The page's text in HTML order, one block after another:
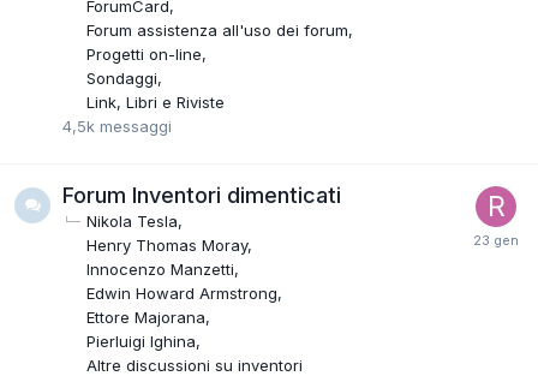
ForumCard
Forum assistenza all'uso dei forum
Progetti on-line
Sondaggi
Link, Libri e Riviste
4,5k messaggi
Forum Inventori dimenticati
Nikola Tesla
Henry Thomas Moray
Innocenzo Manzetti
Edwin Howard Armstrong
Ettore Majorana
Pierluigi Ighina
Altre discussioni su inventori